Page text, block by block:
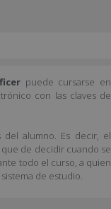
puede cursarse en
con las claves de
alumno. Es decir, el
de decidir cuando se
todo el curso, a quien
de estudio.